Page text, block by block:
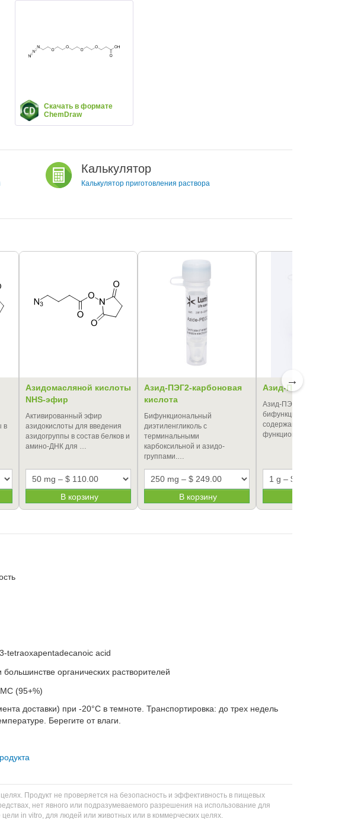
Скачать в формате
ChemDraw
Калькулятор
Калькулятор приготовления раствора
в
Азидомасляной кислоты
NHS-эфир
Активированный эфир
азидокислоты для введения
азидогруппы в состав белков и
амино-ДНК для …
В корзину
Азид-ПЭГ2-карбоновая
кислота
Бифункциональный
диэтиленгликоль с
терминальными
карбоксильной и азидо-
группами.…
В корзину
Азид-ПЭГ3-йодид
Азид-ПЭГ3-йодид -
бифункциональный
содержащий
функциональную группу
→
tetraoxapentadecanoic acid
органических растворителей
(95+%)
доставки) при -20°C в темноте. Транспортировка: до трех недель
Берегите от влаги.
Продукт не проверяется на безопасность и эффективность в пищевых
нет явного или подразумеваемого разрешения на использование для
in vitro, для людей или животных или в коммерческих целях.